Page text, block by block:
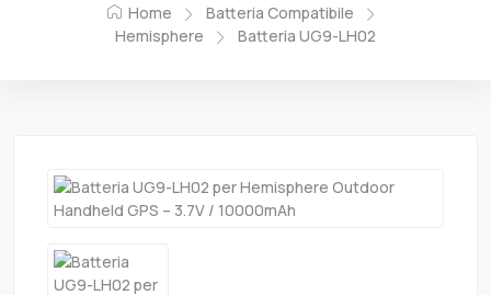
Home
Batteria Compatibile
Hemisphere
Batteria UG9-LH02